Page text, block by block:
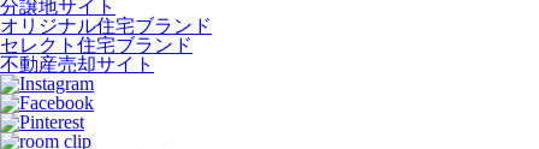
分譲地サイト
オリジナル住宅ブランド
セレクト住宅ブランド
不動産売却サイト